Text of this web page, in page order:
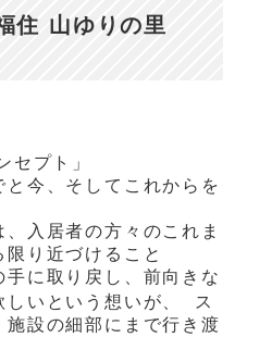
住 山ゆりの里
セプト」
今、そしてこれからを
入居者の方々のこれま
り近づけること
手に取り戻し、前向きな
しいという想いが、 ス
施設の細部にまで行き渡